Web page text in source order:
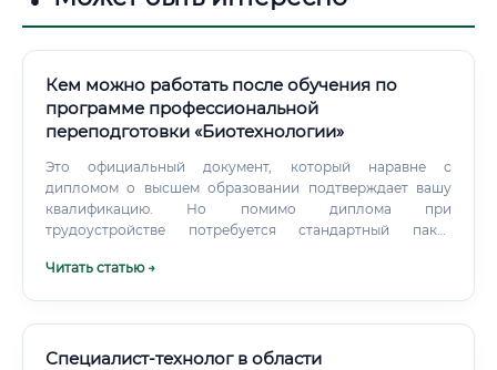
Кем можно работать после обучения по
программе профессиональной
переподготовки «Биотехнологии»
Это официальный документ, который наравне с
дипломом о высшем образовании подтверждает вашу
квалификацию. Но помимо диплома при
трудоустройстве потребуется стандартный пакет
гражданина Российской Федерации — основной
Читать статью →
Специалист-технолог в области